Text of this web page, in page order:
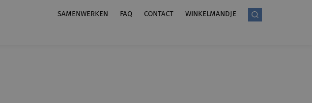
SAMENWERKEN FAQ CONTACT WINKELMANDJE